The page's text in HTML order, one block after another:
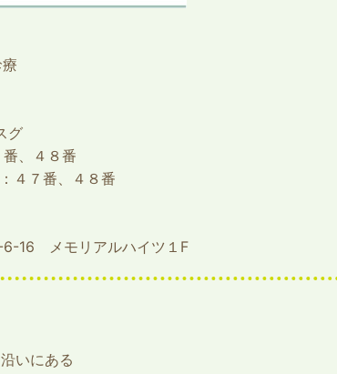
グ
、４８番
７番、４８番
16 メモリアルハイツ１F
いにある